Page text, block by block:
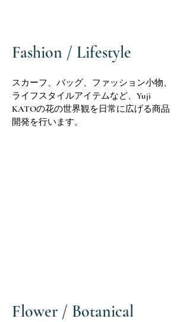
Fashion / Lifestyle
スカーフ、バッグ、ファッション小物、
ライフスタイルアイテムなど、Yuji
KATOの花の世界観を日常に広げる商品
開発を行います。
Flower / Botanical